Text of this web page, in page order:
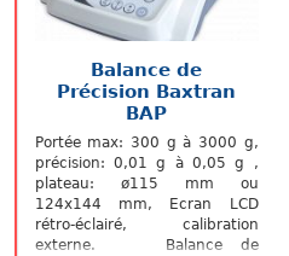
Balance de
Précision Baxtran
BAP
Portée max: 300 g à 3000 g,
précision: 0,01 g à 0,05 g ,
plateau: ø115 mm ou
124x144 mm, Ecran LCD
rétro-éclairé, calibration
externe. Balance de